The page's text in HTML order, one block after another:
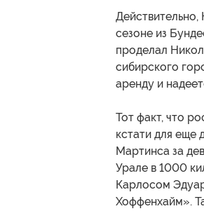
Действительно,
сезоне из
проделал
сибирского
аренду и
Тот факт, что
кстати для еще
Мартинса за
Урале в 1000
Карлосом
Хоффенхайм».